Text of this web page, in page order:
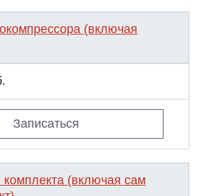
(включая
Записаться
(включая сам